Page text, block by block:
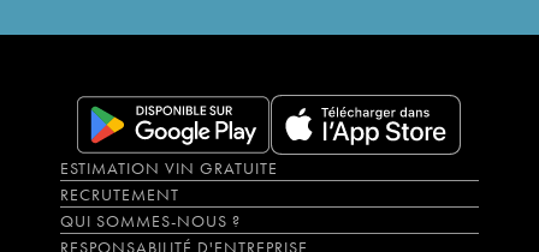
ESTIMATION VIN GRATUITE
RECRUTEMENT
QUI SOMMES-NOUS ?
RESPONSABILITÉ D'ENTREPRISE